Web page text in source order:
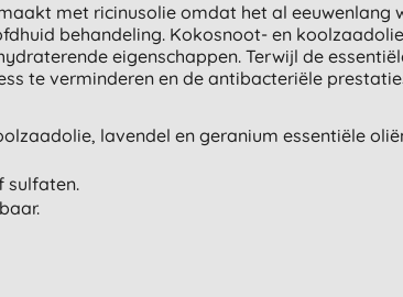
met ricinusolie omdat het al eeuwenlang
behandeling. Kokosnoot- en
eigenschappen. Terwijl de
te verminderen en de antibacteriële
lavendel en geranium essentiële
sulfaten.